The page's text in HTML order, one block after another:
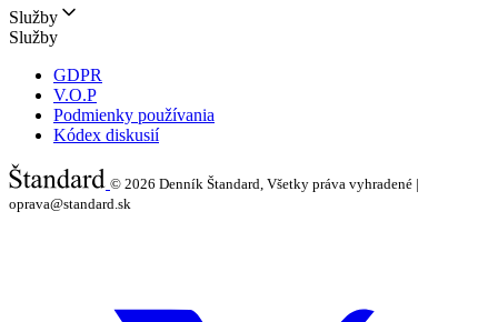
Služby
Služby
GDPR
V.O.P
Podmienky používania
Kódex diskusií
© 2026 Denník Štandard, Všetky práva vyhradené |
oprava@standard.sk